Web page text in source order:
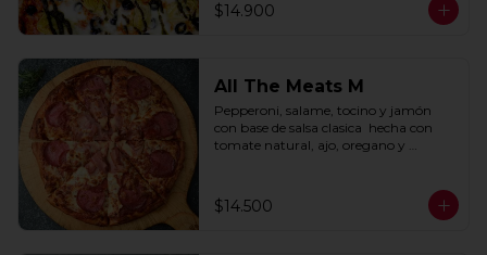
$14.900
All The Meats M
Pepperoni, salame, tocino y jamón
con base de salsa clasica  hecha con
tomate natural, ajo, oregano y
$14.500